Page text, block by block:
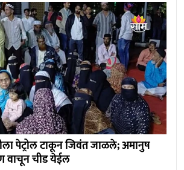
पेट्रोल टाकून जिवंत जाळले; अमानुष
वाचून चीड येईल